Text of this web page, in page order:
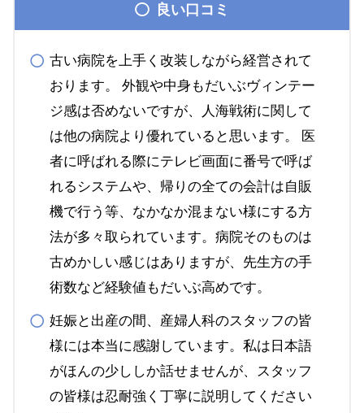
良い口コミ
古い病院を上手く改装しながら経営されて
おります。 外観や中身もだいぶヴィンテー
ジ感は否めないですが、人海戦術に関して
は他の病院より優れていると思います。 医
者に呼ばれる際にテレビ画面に番号で呼ば
れるシステムや、帰りの全ての会計は自販
機で行う等、なかなか混まない様にする方
法が多々取られています。病院そのものは
古めかしい感じはありますが、先生方の手
術数など経験値もだいぶ高めです。
妊娠と出産の間、産婦人科のスタッフの皆
様には本当に感謝しています。私は日本語
がほんの少ししか話せませんが、スタッフ
の皆様は忍耐強く丁寧に説明してください